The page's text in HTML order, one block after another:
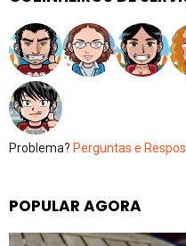
Problema? Perguntas e
POPULAR AGORA